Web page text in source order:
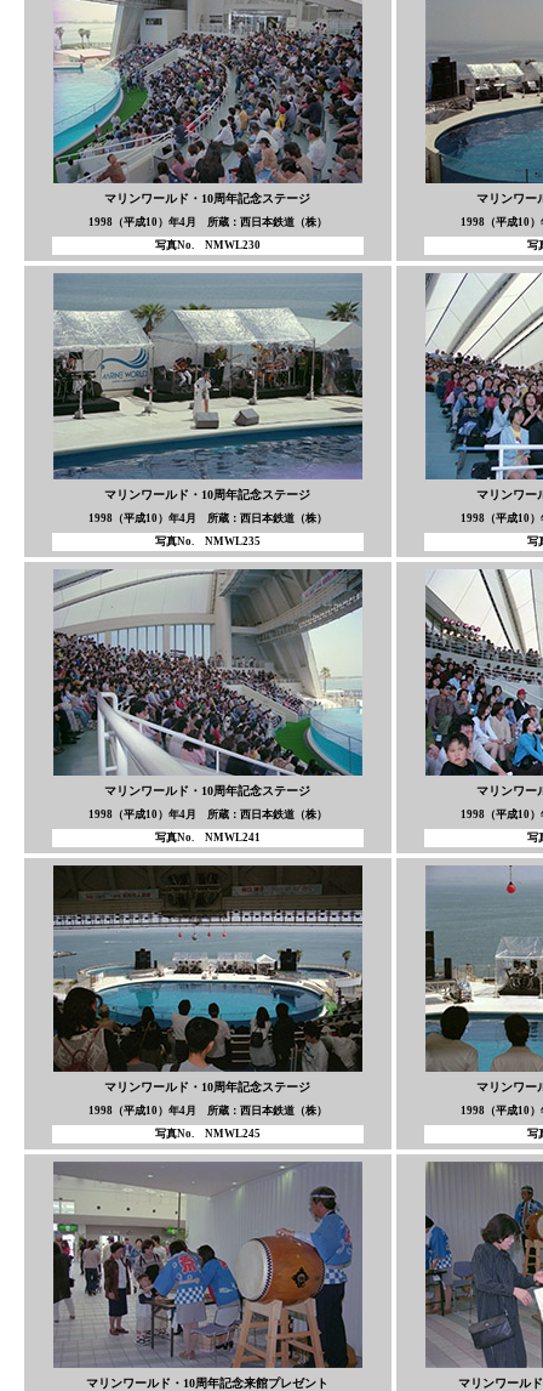
マリンワールド・10周年記念ステージ
1998（平成10）年4月 所蔵：西日本鉄道（株）
写真No. NMWL230
マリンワー
1998（平成10
写
マリンワールド・10周年記念ステージ
1998（平成10）年4月 所蔵：西日本鉄道（株）
写真No. NMWL235
マリンワー
1998（平成10
写
マリンワールド・10周年記念ステージ
1998（平成10）年4月 所蔵：西日本鉄道（株）
写真No. NMWL241
マリンワー
1998（平成10
写
マリンワールド・10周年記念ステージ
1998（平成10）年4月 所蔵：西日本鉄道（株）
写真No. NMWL245
マリンワー
1998（平成10
写
マリンワールド・10周年記念来館プレゼント マリンワール